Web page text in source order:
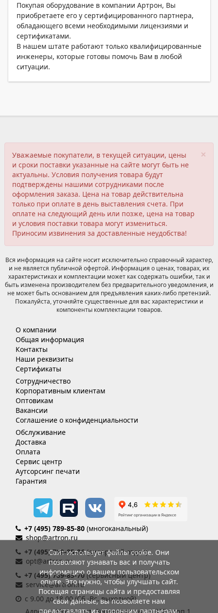
Покупая оборудование в компании Артрон, Вы
приобретаете его у сертифицированного партнера,
обладающего всеми необходимыми лицензиями и
сертификатами.
В нашем штате работают только квалифицированные
инженеры, которые готовы помочь Вам в любой
ситуации.
×
Уважаемые покупатели, в текущей ситуации, цены
и сроки поставки указанные на сайте могут быть не
актуальны. Условия получения товара будут
подтверждены нашими сотрудниками после
оформления заказа. Цена на товар действительна
только при оплате в день выставления счета. При
оплате на следующий день или позже, цена на товар
и условия поставки товара могут измениться.
Приносим извинения за доставленные неудобства!
Вся информация на сайте носит исключительно справочный характер,
и не является публичной офертой. Информация о ценах, товарах, их
характеристиках и комплектации может как содержать ошибки, так и
быть изменена производителем без предварительного уведомления, и
не может быть основанием для предъявления каких-либо претензий.
Пожалуйста, уточняйте существенные для вас характеристики и
компоненты комплектации товаров.
О компании
Общая информация
Контакты
Наши реквизиты
Сертификаты
Сотрудничество
Корпоративным клиентам
Оптовикам
Вакансии
Соглашение о конфиденциальности
Обслуживание
Доставка
Оплата
Сервис центр
Аутсорсинг печати
Гарантия
+7 (495) 789-85-80 (многоканальный)
shop@artron.ru
+7 (495) 789-85-86(дилерский отдел)
opt@artron.ru
+7 (495) 789-85-70 (сервисный центр)
service@artron.ru
с 9.00 до 18.00 (Сб.-Вс. выходной)
Сайт использует файлы cookie. Они
позволяют узнавать вас и получать
информацию о вашем пользовательском
опыте. Это нужно, чтобы улучшать сайт.
Посещая страницы сайта и предоставляя
свои данные, вы позволяете нам
предоставлять их сторонним партнерам.